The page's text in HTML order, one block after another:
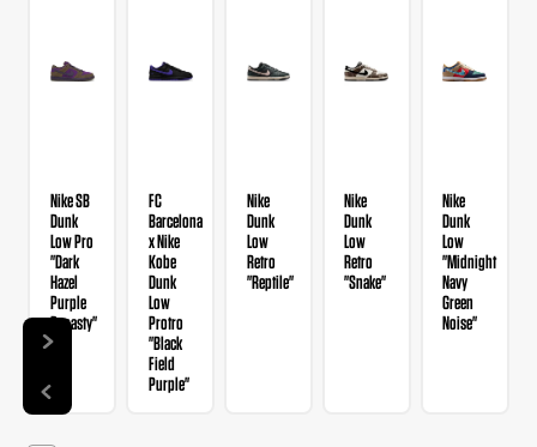
Nike SB
Dunk
Low Pro
"Dark
Hazel
Purple
Dynasty"
FC
Barcelona
x Nike
Kobe
Dunk
Low
Protro
"Black
Field
Purple"
Nike
Dunk
Low
Retro
"Reptile"
Nike
Dunk
Low
Retro
"Snake"
Nike
Dunk
Low
"Midnight
Navy
Green
Noise"